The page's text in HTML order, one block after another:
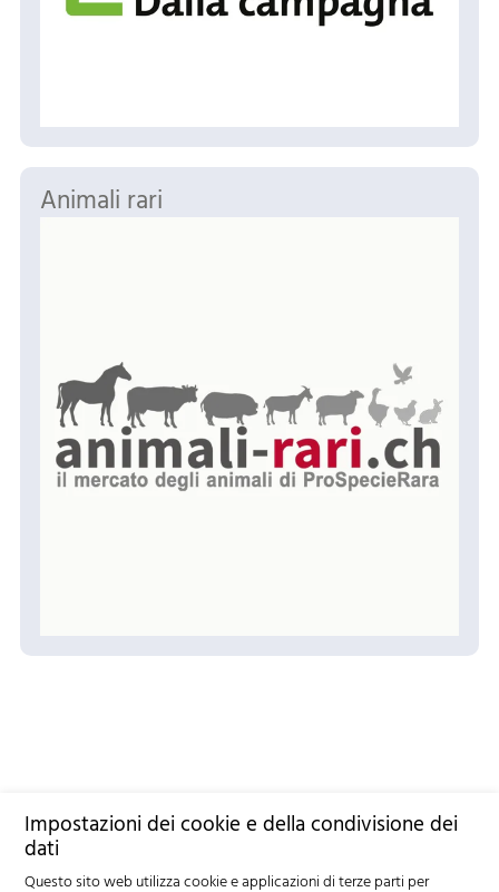
Animali rari
Impostazioni dei cookie e della condivisione dei
dati
Questo sito web utilizza cookie e applicazioni di terze parti per